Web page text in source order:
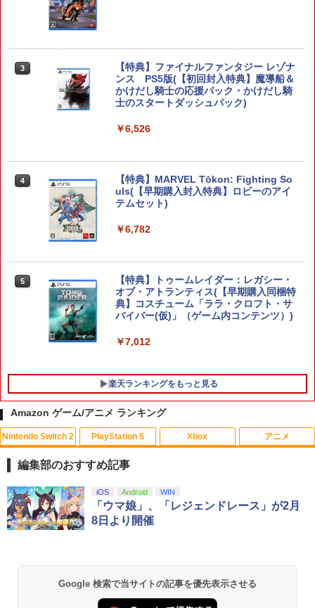
ゼルダの伝説 ブレス オブ ザ ワイルド
Nintendo Switch 2 Edition
4
任天堂 【Switch2】ゼルダの伝説 ブレス
オブ ザ ワイルド Nintendo Switch 2 Ed
ition [NXS-P-AAAAH NSW2 ゼルダノデ
鬼武者 Way of the Sword 【Switch2】
POT-P-ABNMA
3
【特典】ファイナルファンタジー レゾナ
ンス PS5版(【初回封入特典】魔導船＆
かけだし騎士の応援パック・かけだし騎
士のスタートダッシュパック)
￥6,526
4
【特典】MARVEL Tōkon: Fighting So
uls(【早期購入封入特典】ロビーのアイ
テムセット)
￥6,782
5
【特典】トゥームレイダー：レガシー・
オブ・アトランティス(【早期購入同梱特
典】コスチューム「ララ・クロフト・サ
バイバー(仮)」（ゲーム内コンテンツ）)
￥7,012
楽天ランキングをもっと見る
1
PS Vita 2000 アナログスティック・スラ
イドパッド修理用基板 部品 パーツ L R
互換 黒 ブラック オリジナルウエス スラ
￥750
フィルム ガラスフィルム 本体 保護 フィ
1
【中古】おそ松さん 第五松（初回生産
限定版 Blu-ray DISC）/Blu−ray Dis
c/EYXA-10744
￥272
￥320
Amazon ゲーム/アニメ ランキング
Nintendo Switch 2
1
スプラトゥーン レイダース|オンライン
コード版
スプラトゥーン レイダース -Switch2
PlayStation 5
1
PlayStation 5 デジタル・エディション
日本語専用 Console Language: Japan
ese only (CFI-2200B01)
プロダクトコード 封入
Xbox
1
【純正品】Xbox ワイヤレス コントロー
ラー + USB-C® ケーブル
【純正品】Xbox ワイヤレス コントロー
アニメ
1
劇場版「鬼滅の刃」無限城編 第一章 猗
窩座再来 通常版 [Blu-ray]
劇場版「鬼滅の刃」無限城編 第一章 猗
窩座再来 通常版 [DVD]
編集部のおすすめ記事
iOS Android WIN
「ウマ娘」、「レジェンドレース」が2月
8日より開催
Google 検索で当サイトの記事を優先表示させる